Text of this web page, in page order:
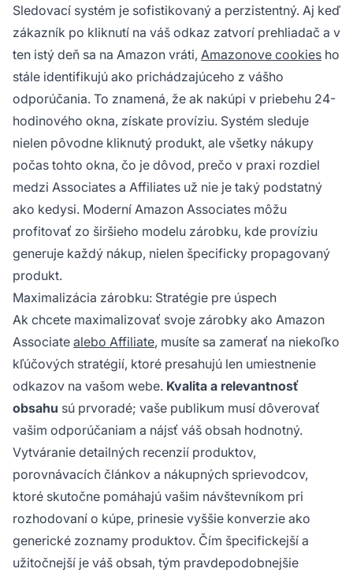
Sledovací systém je sofistikovaný a perzistentný. Aj keď
zákazník po kliknutí na váš odkaz zatvorí prehliadač a v
ten istý deň sa na Amazon vráti, Amazonove cookies ho
stále identifikujú ako prichádzajúceho z vášho
odporúčania. To znamená, že ak nakúpi v priebehu 24-
hodinového okna, získate províziu. Systém sleduje
nielen pôvodne kliknutý produkt, ale všetky nákupy
počas tohto okna, čo je dôvod, prečo v praxi rozdiel
medzi Associates a Affiliates už nie je taký podstatný
ako kedysi. Moderní Amazon Associates môžu
profitovať zo širšieho modelu zárobku, kde províziu
generuje každý nákup, nielen špecificky propagovaný
produkt.
Maximalizácia zárobku: Stratégie pre úspech
Ak chcete maximalizovať svoje zárobky ako Amazon
Associate alebo Affiliate, musíte sa zamerať na niekoľko
kľúčových stratégií, ktoré presahujú len umiestnenie
odkazov na vašom webe. Kvalita a relevantnosť
obsahu sú prvoradé; vaše publikum musí dôverovať
vašim odporúčaniam a nájsť váš obsah hodnotný.
Vytváranie detailných recenzií produktov,
porovnávacích článkov a nákupných sprievodcov,
ktoré skutočne pomáhajú vašim návštevníkom pri
rozhodovaní o kúpe, prinesie vyššie konverzie ako
generické zoznamy produktov. Čím špecifickejší a
užitočnejší je váš obsah, tým pravdepodobnejšie